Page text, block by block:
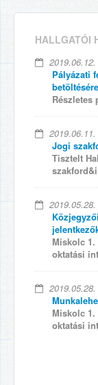
HALLGATÓI
2019.06.12.
Pályázati
betöltésére
Részletes
2019.06.11.
Jogi
Tisztelt
2019.05.28.
Miskolc
oktatási
2019.05.28.
Miskolc
oktatási